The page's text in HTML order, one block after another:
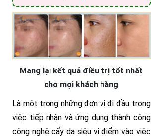
Mang lại kết quả điều trị tốt nhất
cho mọi khách hàng
Là một trong những đơn vị đi đầu trong
việc tiếp nhận và ứng dụng thành công
công nghệ cấy da siêu vi điểm vào việc